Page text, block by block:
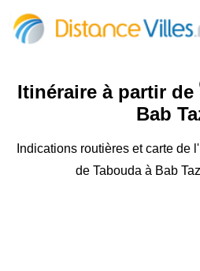
Itinéraire à partir de
Bab
Indications routières et carte de
de Tabouda à Bab